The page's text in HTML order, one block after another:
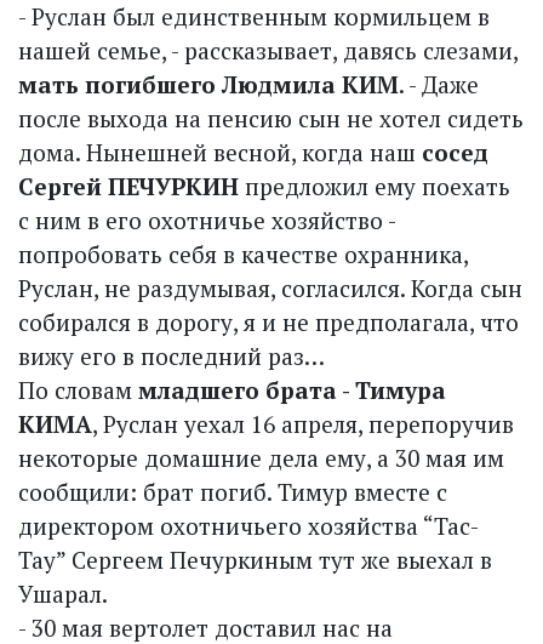
- Руслан был единственным кормильцем в
нашей семье, - рассказывает, давясь слезами,
мать погибшего Людмила КИМ. - Даже
после выхода на пенсию сын не хотел сидеть
дома. Нынешней вес­ной, когда наш сосед
Сергей ПЕЧУРКИН предложил ему поехать
с ним в его охотничье хозяйство -
попробовать себя в качестве охранника,
Руслан, не раздумывая, согласился. Когда сын
собирался в дорогу, я и не предполагала, что
вижу его в последний раз…
По словам младшего брата - Тимура
КИМА, Руслан уехал 16 апреля, перепоручив
некоторые домашние дела ему, а 30 мая им
сообщили: брат погиб. Тимур вместе с
директором охотничьего хозяйства “Тас-
Тау” Сергеем Печуркиным тут же выехал в
Ушарал.
- 30 мая вертолет доставил нас на